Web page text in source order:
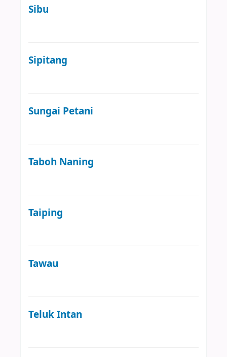
Sibu
Sipitang
Sungai Petani
Taboh Naning
Taiping
Tawau
Teluk Intan